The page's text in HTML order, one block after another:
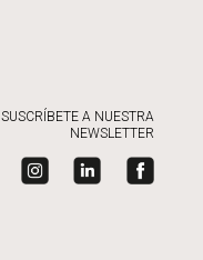
SUSCRÍBETE A NUESTRA
NEWSLETTER